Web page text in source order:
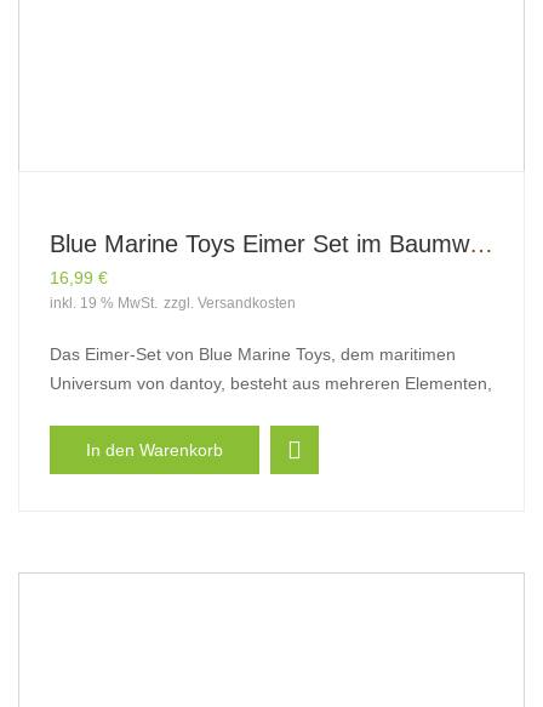
Blue Marine Toys Eimer Set im Baumwollnetz – Dantoy
16,99 €
inkl. 19 % MwSt. zzgl. Versandkosten
Das Eimer-Set von Blue Marine Toys, dem maritimen
Universum von dantoy, besteht aus mehreren Elementen,
In den Warenkorb